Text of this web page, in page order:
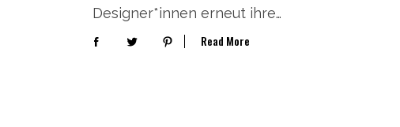
Designer*innen erneut ihre…
Read More
S
a